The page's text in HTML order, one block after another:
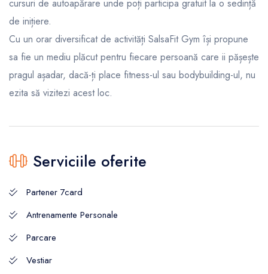
cursuri de autoapărare unde poți participa gratuit la o sedință
de inițiere.
Cu un orar diversificat de activități SalsaFit Gym își propune
sa fie un mediu plăcut pentru fiecare persoană care ii pășește
pragul așadar, dacă-ți place fitness-ul sau bodybuilding-ul, nu
ezita să vizitezi acest loc.
Serviciile oferite
Partener 7card
Antrenamente Personale
Parcare
Vestiar